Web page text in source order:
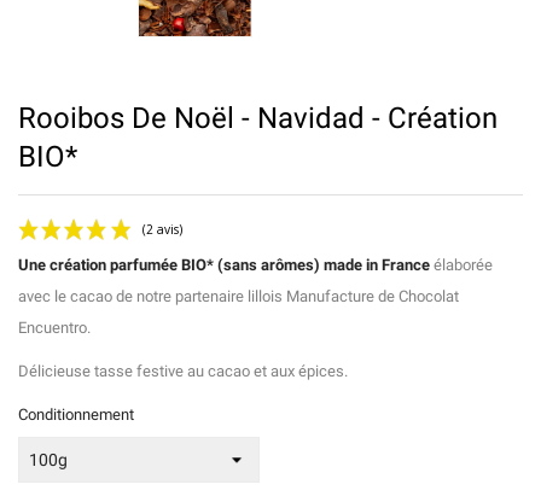
Rooibos De Noël - Navidad - Création
BIO*
Une création parfumée BIO* (sans arômes) made in France élaborée
avec le cacao de notre partenaire lillois Manufacture de Chocolat
Encuentro.
Délicieuse tasse festive au cacao et aux épices.
Conditionnement